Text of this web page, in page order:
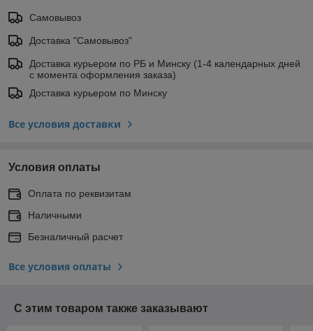
Самовывоз
Доставка "Самовывоз"
Доставка курьером по РБ и Минску (1-4 календарных дней
с момента оформления заказа)
Доставка курьером по Минску
Все условия доставки
Условия оплаты
Оплата по реквизитам
Наличными
Безналичный расчет
Все условия оплаты
С этим товаром также заказывают